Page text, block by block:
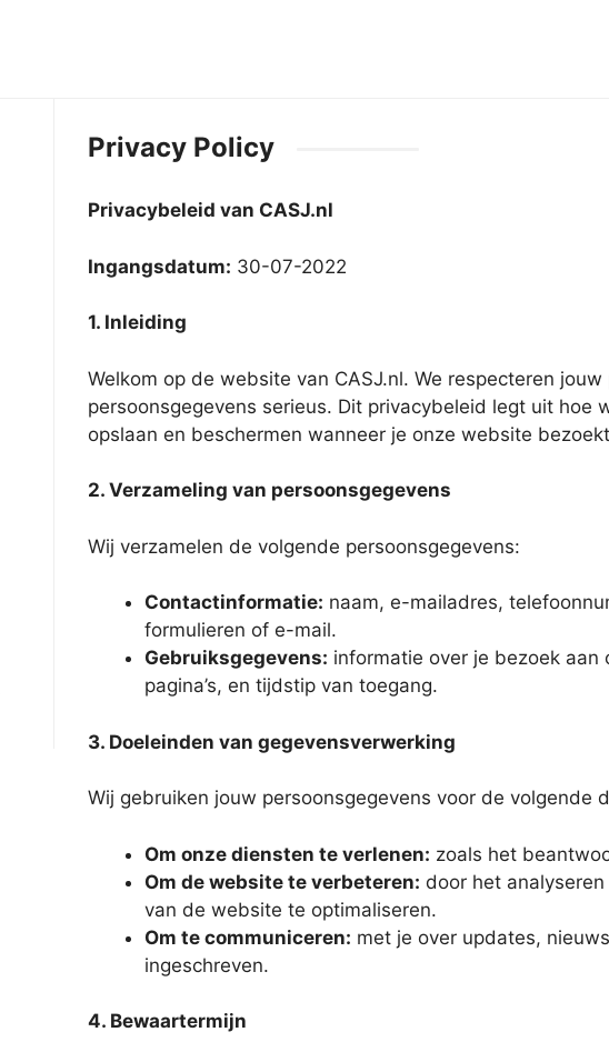
Privacy Policy
Privacybeleid van CASJ.nl
Ingangsdatum: 30-07-2022
1. Inleiding
Welkom op de website van CASJ.nl. We respecteren
persoonsgegevens serieus. Dit privacybeleid legt uit hoe
opslaan en beschermen wanneer je onze website
2. Verzameling van persoonsgegevens
Wij verzamelen de volgende persoonsgegevens:
Contactinformatie: naam, e-mailadres,
formulieren of e-mail.
Gebruiksgegevens: informatie over je bezoek
pagina’s, en tijdstip van toegang.
3. Doeleinden van gegevensverwerking
Wij gebruiken jouw persoonsgegevens voor de volgende
Om onze diensten te verlenen: zoals het
Om de website te verbeteren: door het
van de website te optimaliseren.
Om te communiceren: met je over updates,
ingeschreven.
4. Bewaartermijn